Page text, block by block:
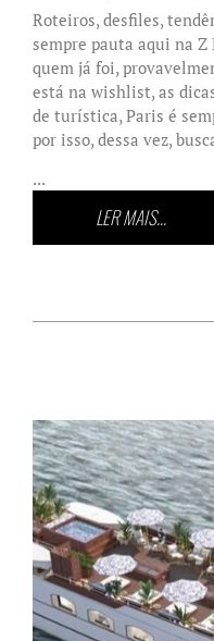
Roteiros, desfiles,
sempre pauta aqui na Z
quem já foi,
está na wishlist, as
de turística, Paris é
por isso, dessa vez,
...
LER MAIS...